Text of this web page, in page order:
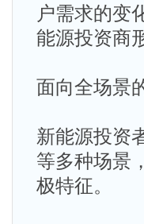
户需求的变
能源投资商
面向全场景
新能源投资
等多种场景
极特征。